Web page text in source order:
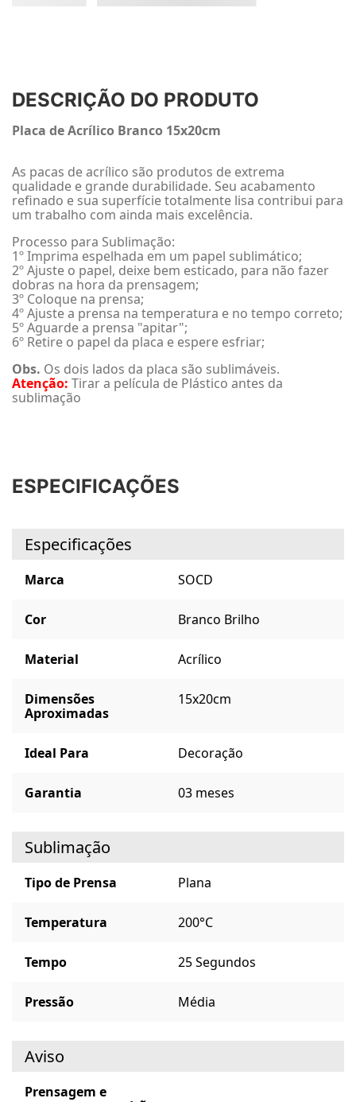
DESCRIÇÃO DO PRODUTO
Placa de Acrílico Branco 15x20cm
As pacas de acrílico são produtos de extrema
qualidade e grande durabilidade. Seu acabamento
refinado e sua superfície totalmente lisa contribui para
um trabalho com ainda mais excelência.
Processo para Sublimação:
1º Imprima espelhada em um papel sublimático;
2º Ajuste o papel, deixe bem esticado, para não fazer
dobras na hora da prensagem;
3º Coloque na prensa;
4º Ajuste a prensa na temperatura e no tempo correto;
5º Aguarde a prensa "apitar";
6º Retire o papel da placa e espere esfriar;
Obs. Os dois lados da placa são sublimáveis.
Atenção: Tirar a película de Plástico antes da
sublimação
ESPECIFICAÇÕES
Especificações
Marca SOCD
Cor Branco Brilho
Material Acrílico
Dimensões
Aproximadas
15x20cm
Ideal Para Decoração
Garantia 03 meses
Sublimação
Tipo de Prensa Plana
Temperatura 200°C
Tempo 25 Segundos
Pressão Média
Aviso
Prensagem e